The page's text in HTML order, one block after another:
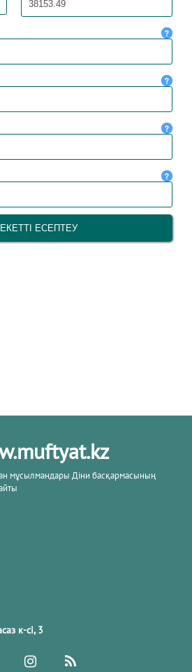
мұсылмандары Діни басқармасының
к-сi, 3